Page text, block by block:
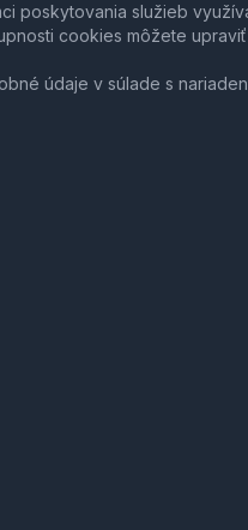
poskytovania služieb
cookies môžete
údaje v súlade s